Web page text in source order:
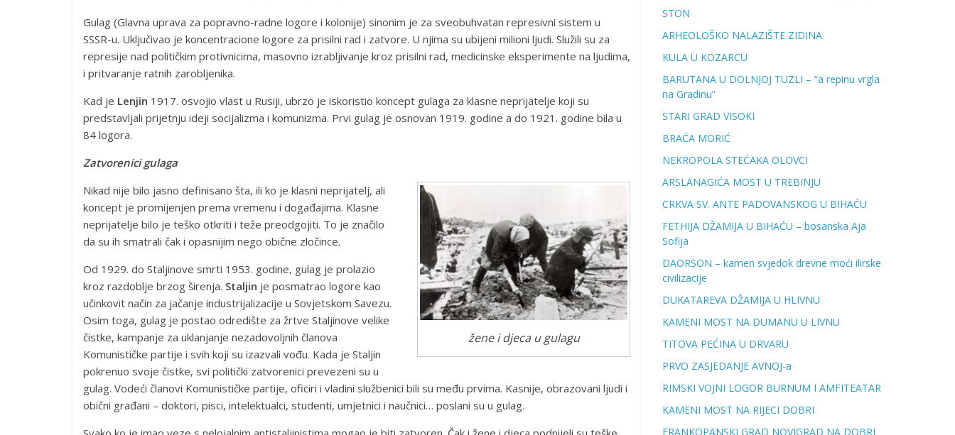
Gulag (Glavna uprava za popravno-radne logore i kolonije) sinonim je za sveobuhvatan represivni sistem u
SSSR-u. Uključivao je koncentracione logore za prisilni rad i zatvore. U njima su ubijeni milioni ljudi. Služili su za
represije nad političkim protivnicima, masovno izrabljivanje kroz prisilni rad, medicinske eksperimente na ljudima,
i pritvaranje ratnih zarobljenika.
Kad je Lenjin 1917. osvojio vlast u Rusiji, ubrzo je iskoristio koncept gulaga za klasne neprijatelje koji su
predstavljali prijetnju ideji socijalizma i komunizma. Prvi gulag je osnovan 1919. godine a do 1921. godine bila u
84 logora.
Zatvorenici gulaga
žene i djeca u gulagu
Nikad nije bilo jasno definisano šta, ili ko je klasni neprijatelj, ali
koncept je promijenjen prema vremenu i događajima. Klasne
neprijatelje bilo je teško otkriti i teže preodgojiti. To je značilo
da su ih smatrali čak i opasnijim nego obične zločince.
Od 1929. do Staljinove smrti 1953. godine, gulag je prolazio
kroz razdoblje brzog širenja. Staljin je posmatrao logore kao
učinkovit način za jačanje industrijalizacije u Sovjetskom Savezu.
Osim toga, gulag je postao odredište za žrtve Staljinove velike
čistke, kampanje za uklanjanje nezadovoljnih članova
Komunističke partije i svih koji su izazvali vođu. Kada je Staljin
pokrenuo svoje čistke, svi politički zatvorenici prevezeni su u
gulag. Vodeći članovi Komunističke partije, oficiri i vladini službenici bili su među prvima. Kasnije, obrazovani ljudi i
obični građani – doktori, pisci, intelektualci, studenti, umjetnici i naučnici… poslani su u gulag.
STON
ARHEOLOŠKO NALAZIŠTE ZIDINA
KULA U KOZARCU
BARUTANA U DOLNJOJ TUZLI – “a repinu vrgla
na Gradinu”
STARI GRAD VISOKI
BRAĆA MORIĆ
NEKROPOLA STEĆAKA OLOVCI
ARSLANAGIĆA MOST U TREBINJU
CRKVA SV. ANTE PADOVANSKOG U BIHAĆU
FETHIJA DŽAMIJA U BIHAĆU – bosanska Aja
Sofija
DAORSON – kamen svjedok drevne moći ilirske
civilizacije
DUKATAREVA DŽAMIJA U HLIVNU
KAMENI MOST NA DUMANU U LIVNU
TITOVA PEĆINA U DRVARU
PRVO ZASJEDANJE AVNOJ-a
RIMSKI VOJNI LOGOR BURNUM I AMFITEATAR
KAMENI MOST NA RIJECI DOBRI
FRANKOPANSKI GRAD NOVIGRAD NA DOBRI